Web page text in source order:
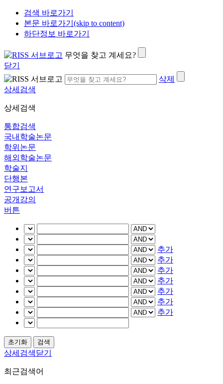
검색 바로가기
본문 바로가기(skip to content)
하단정보 바로가기
무엇을 찾고 계세요?
닫기
삭제
상세검색
상세검색
통합검색
국내학술논문
학위논문
해외학술논문
학술지
단행본
연구보고서
공개강의
버튼
추가
추가
추가
추가
추가
추가
추가
상세검색닫기
최근검색어